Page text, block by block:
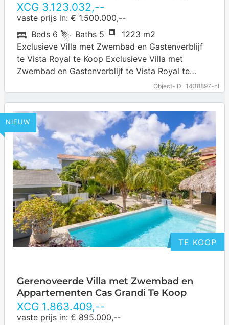
XCG 3.123.032,--
vaste prijs in: € 1.500.000,--
Object-ID 1438897-nl
Beds 6 Baths 5
1223 m2
Exclusieve Villa met Zwembad en Gastenverblijf
te Vista Royal te Koop Exclusieve Villa met
Zwembad en Gastenverblijf te Vista Royal te
Koop. In de prestigieuze villawijk Vista Royal,…
… more
NIEUW
TE KOOP
Gerenoveerde Villa met Zwembad en
Appartementen Cas Grandi Te Koop
XCG 1.863.409,--
vaste prijs in: € 895.000,--